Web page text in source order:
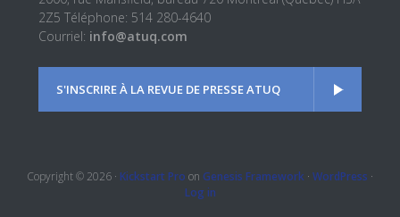
2Z5 Téléphone: 514 280-4640
Courriel: info@atuq.com
S'INSCRIRE À LA REVUE DE PRESSE ATUQ
Copyright © 2026 · Kickstart Pro on Genesis Framework · WordPress ·
Log in